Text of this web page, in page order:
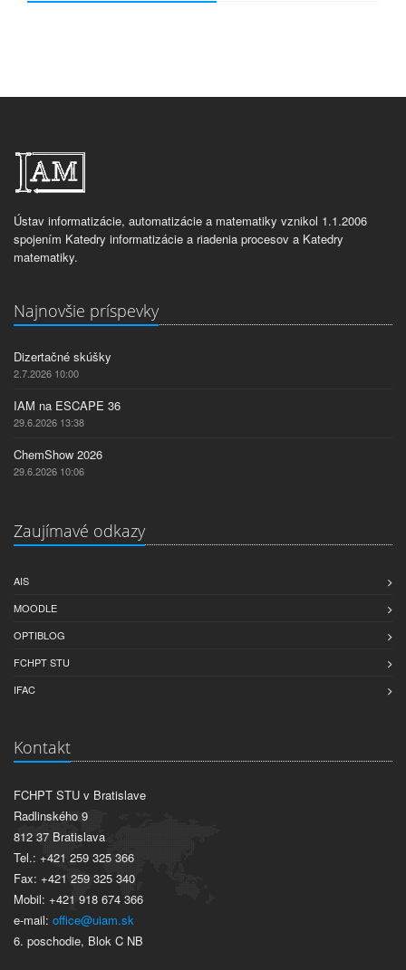
Ústav informatizácie, automatizácie a matematiky vznikol 1.1.2006
spojením Katedry informatizácie a riadenia procesov a Katedry
matematiky.
Najnovšie príspevky
Dizertačné skúšky
2.7.2026 10:00
IAM na ESCAPE 36
29.6.2026 13:38
ChemShow 2026
29.6.2026 10:06
Zaujímavé odkazy
AIS
MOODLE
OPTIBLOG
FCHPT STU
IFAC
Kontakt
FCHPT STU v Bratislave
Radlinského 9
812 37 Bratislava
Tel.: +421 259 325 366
Fax: +421 259 325 340
Mobil: +421 918 674 366
e-mail: office@uiam.sk
6. poschodie, Blok C NB